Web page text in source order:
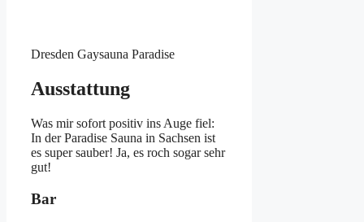
Dresden Gaysauna Paradise
Ausstattung
Was mir sofort positiv ins Auge fiel:
In der Paradise Sauna in Sachsen ist
es super sauber! Ja, es roch sogar sehr
gut!
Bar